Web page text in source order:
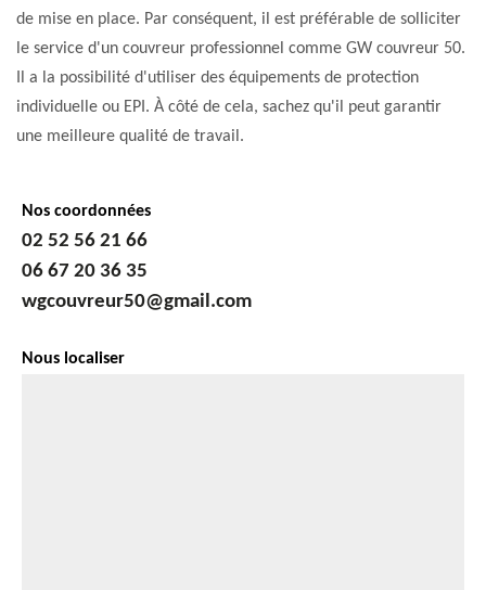
de mise en place. Par conséquent, il est préférable de solliciter
le service d'un couvreur professionnel comme GW couvreur 50.
Il a la possibilité d'utiliser des équipements de protection
individuelle ou EPI. À côté de cela, sachez qu'il peut garantir
une meilleure qualité de travail.
Nos coordonnées
02 52 56 21 66
06 67 20 36 35
wgcouvreur50@gmail.com
Nous localiser